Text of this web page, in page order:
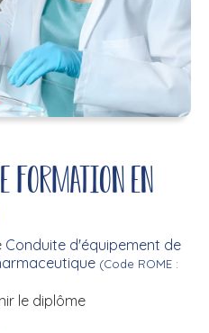
formation en
Conduite d'équipement de
(Code ROME :
le diplôme